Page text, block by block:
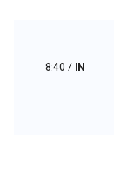
8:40 / IN